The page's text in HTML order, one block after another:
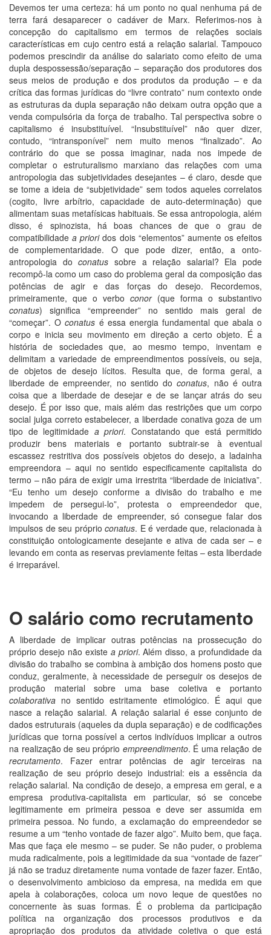
Devemos ter uma certeza: há um ponto no qual nenhuma pá de
terra fará desaparecer o cadáver de Marx. Referimos-nos à
concepção do capitalismo em termos de relações sociais
características em cujo centro está a relação salarial. Tampouco
podemos prescindir da análise do salariato como efeito de uma
dupla despossessão/separação – separação dos produtores dos
seus meios de produção e dos produtos da produção – e da
crítica das formas jurídicas do “livre contrato” num contexto onde
as estruturas da dupla separação não deixam outra opção que a
venda compulsória da força de trabalho. Tal perspectiva sobre o
capitalismo é insubstituível. “Insubstituível” não quer dizer,
contudo, “intransponível” nem muito menos “finalizado”. Ao
contrário do que se possa imaginar, nada nos impede de
completar o estruturalismo marxiano das relações com uma
antropologia das subjetividades desejantes – é claro, desde que
se tome a ideia de “subjetividade” sem todos aqueles correlatos
(cogito, livre arbítrio, capacidade de auto-determinação) que
alimentam suas metafísicas habituais. Se essa antropologia, além
disso, é spinozista, há boas chances de que o grau de
compatibilidadea prioridos dois “elementos” aumente os efeitos
de complementaridade. O que pode dizer, então, a onto-
antropologia doconatus sobre a relação salarial? Ela pode
recompô-la como um caso do problema geral da composição das
potências de agir e das forças do desejo. Recordemos,
primeiramente, que o verbo conor(que forma o substantivo
conatus) significa “empreender” no sentido mais geral de
“começar”. Oconatus é essa energia fundamental que abala o
corpo e inicia seu movimento em direção a certo objeto. É a
história de sociedades que, ao mesmo tempo, inventam e
delimitam a variedade de empreendimentos possíveis, ou seja,
de objetos de desejo lícitos. Resulta que, de forma geral, a
liberdade de empreender, no sentido doconatus, não é outra
coisa que a liberdade de desejar e de se lançar atrás do seu
desejo. É por isso que, mais além das restrições que um corpo
social julga correto estabelecer, a liberdade conativa goza de um
tipo de legitimidade a priori. Constatando que está permitido
produzir bens materiais e portanto subtrair-se à eventual
escassez restritiva dos possíveis objetos do desejo, a ladainha
empreendora – aqui no sentido especificamente capitalista do
termo – não pára de exigir uma irrestrita “liberdade de iniciativa”.
“Eu tenho um desejo conforme a divisão do trabalho e me
impedem de persegui-lo”, protesta o empreendedor que,
invocando a liberdade de empreender, só consegue falar dos
impulsos de seu próprio conatus. E é verdade que, relacionada à
constituição ontologicamente desejante e ativa de cada ser – e
levando em conta as reservas previamente feitas – esta liberdade
é irreparável.
O salário como recrutamento
A liberdade de implicar outras potências na prossecução do
próprio desejo não existe a priori. Além disso, a profundidade da
divisão do trabalho se combina à ambição dos homens posto que
conduz, geralmente, à necessidade de perseguir os desejos de
produção material sobre uma base coletiva e portanto
colaborativa no sentido estritamente etimológico. É aqui que
nasce a relação salarial. A relação salarial é esse conjunto de
dados estruturais (aqueles da dupla separação) e de codificações
jurídicas que torna possível a certos indivíduos implicar a outros
na realização de seu próprio empreendimento. É uma relação de
recrutamento. Fazer entrar potências de agir terceiras na
realização de seu próprio desejo industrial: eis a essência da
relação salarial. Na condição de desejo, a empresa em geral, e a
empresa produtiva-capitalista em particular, só se concebe
legitimamente em primeira pessoa e deve ser assumida em
primeira pessoa. No fundo, a exclamação do empreendedor se
resume a um “tenho vontade de fazer algo”. Muito bem, que faça.
Mas que faça ele mesmo – se puder. Se não puder, o problema
muda radicalmente, pois a legitimidade da sua “vontade de fazer”
já não se traduz diretamente numa vontade de fazer fazer. Então,
o desenvolvimento ambicioso da empresa, na medida em que
apela à colaborações, coloca um novo leque de questões no
concernente às suas formas. É o problema da participação
política na organização dos processos produtivos e da
apropriação dos produtos da atividade coletiva o que está